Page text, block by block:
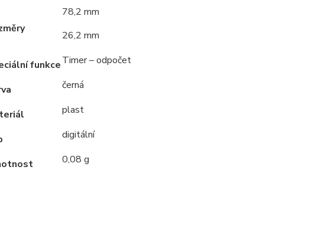
78,2 mm
26,2 mm
funkceTimer – odpočet
černá
plast
digitální
0,08 g